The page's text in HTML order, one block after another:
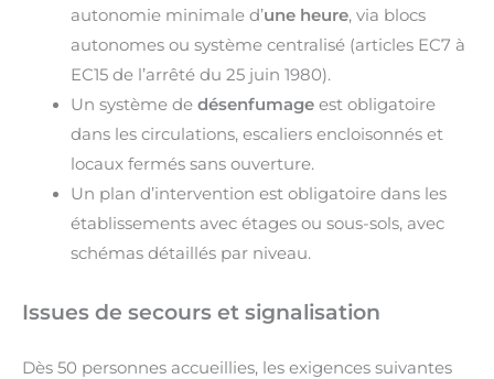
autonomie minimale d’une heure, via blocs
autonomes ou système centralisé (articles EC7 à
EC15 de l’arrêté du 25 juin 1980).
Un système de désenfumageest obligatoire
dans les circulations, escaliers encloisonnés et
locaux fermés sans ouverture.
Un plan d’intervention est obligatoire dans les
établissements avec étages ou sous-sols, avec
schémas détaillés par niveau.
Issues de secours et signalisation
Dès 50 personnes accueillies, les exigences suivantes